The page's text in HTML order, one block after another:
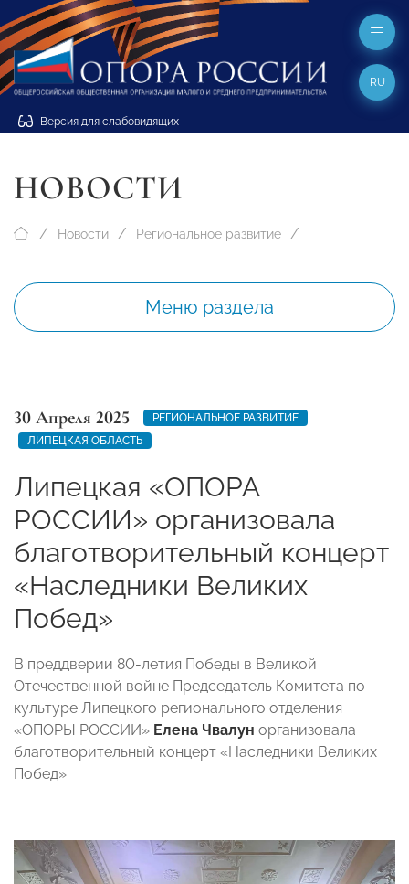
Версия для слабовидящих
RU
НОВОСТИ
Новости Региональное развитие
Меню раздела
30 Апреля 2025
РЕГИОНАЛЬНОЕ РАЗВИТИЕ
ЛИПЕЦКАЯ ОБЛАСТЬ
Липецкая «ОПОРА
РОССИИ» организовала
благотворительный концерт
«Наследники Великих
Побед»
В преддверии 80-летия Победы в Великой
Отечественной войне Председатель Комитета по
культуре Липецкого регионального отделения
«ОПОРЫ РОССИИ» Елена Чвалун организовала
благотворительный концерт «Наследники Великих
Побед».